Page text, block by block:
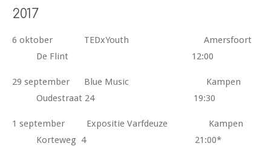
2017
6 oktober TEDxYouth Amersfoort
De Flint 12:00
29 september Blue Music Kampen
Oudestraat 24 19:30
1 september Expositie Varfdeuze Kampen
Korteweg 4 21:00*